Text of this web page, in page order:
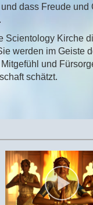
dass Freude und
Scientology Kirche
werden im Geiste
und
schätzt.